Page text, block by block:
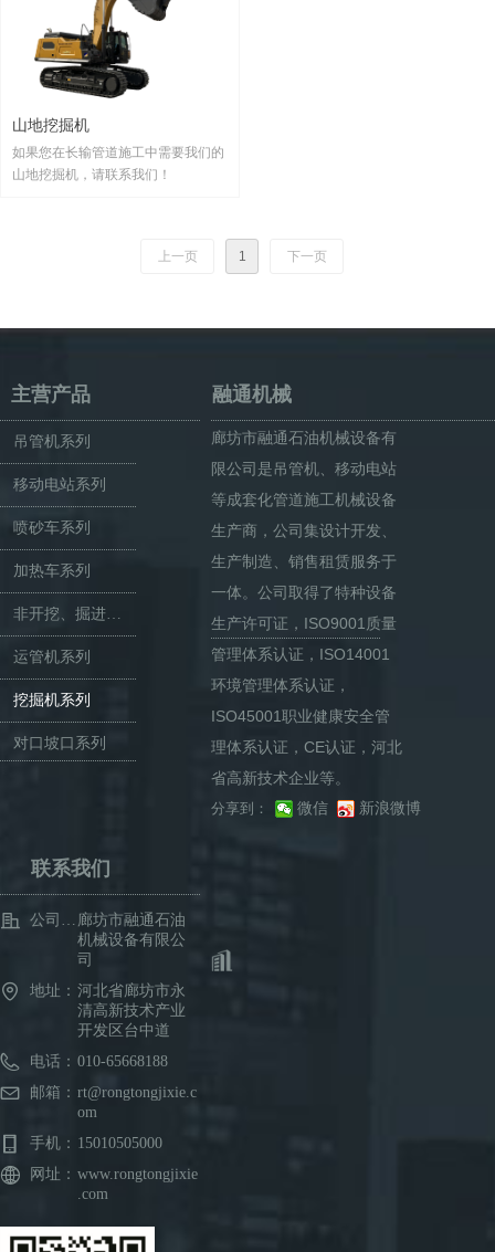
山地挖掘机
如果您在长输管道施工中需要我们的
山地挖掘机，请联系我们！
上一页 1 下一页
吊管机系列
移动电站系列
喷砂车系列
加热车系列
非开挖、掘进及破碎筛分系列
运管机系列
挖掘机系列
对口坡口系列
廊坊市融通石油机械设备有
限公司是吊管机、移动电站
等成套化管道施工机械设备
生产商，公司集设计开发、
生产制造、销售租赁服务于
一体。公司取得了特种设备
生产许可证，ISO9001质量
管理体系认证，ISO14001
环境管理体系认证，
ISO45001职业健康安全管
理体系认证，CE认证，河北
省高新技术企业等。
联系我们
分享到： 微信 新浪微博
公司名称：
廊坊市融通石油
机械设备有限公
司
地址： 河北省廊坊市永
清高新技术产业
开发区台中道
电话： 010-65668188
邮箱： rt@rongtongjixie.c
om
手机： 15010505000
网址： www.rongtongjixie
.com
融通机械
主营产品